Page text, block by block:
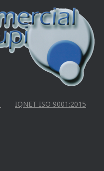
IQNET ISO 9001:2015